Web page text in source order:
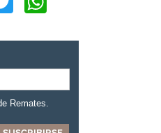
Remates.